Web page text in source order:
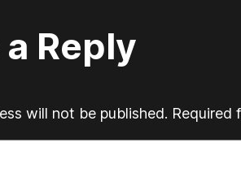
Reply
will not be published. Required